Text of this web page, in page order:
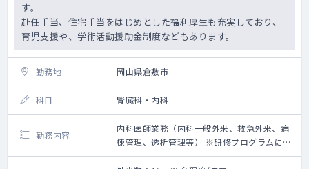
す。
赴任手当、住宅手当をはじめとした福利厚生も充実しており、
育児支援や、学術活動援助金制度などもあります。
勤務地 岡山県倉敷市
科目 腎臓科・内科
勤務内容
内科医師業務（内科一般外来、救急外来、病
棟管理、透析管理等） ※研修プログラムに則
った業務全般